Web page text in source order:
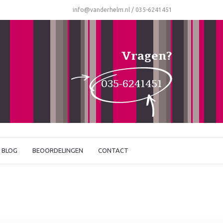
info@vanderhelm.nl / 035-6241451
Vragen?
035-6241451
BLOG BEOORDELINGEN CONTACT